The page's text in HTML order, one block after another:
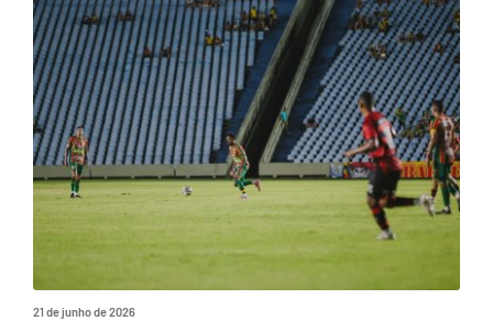
21 de junho de 2026